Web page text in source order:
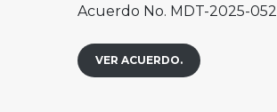
Acuerdo No. MDT-2025-052
VER ACUERDO.